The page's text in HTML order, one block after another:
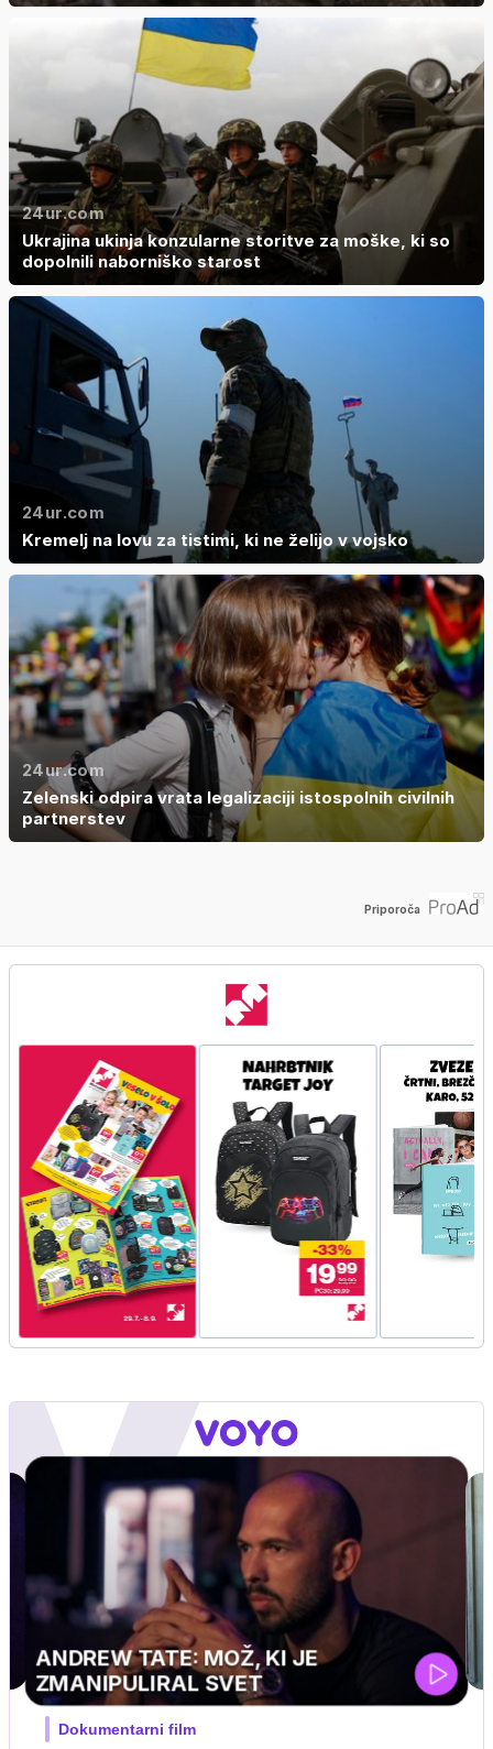
24ur.com
Ukrajina ukinja konzularne storitve za moške, ki so
dopolnili naborniško starost
24ur.com
Kremelj na lovu za tistimi, ki ne želijo v vojsko
24ur.com
Zelenski odpira vrata legalizaciji istospolnih civilnih
partnerstev
Priporoča